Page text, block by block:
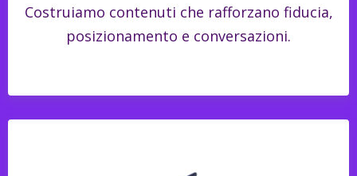
Costruiamo contenuti che rafforzano fiducia,
posizionamento e conversazioni.